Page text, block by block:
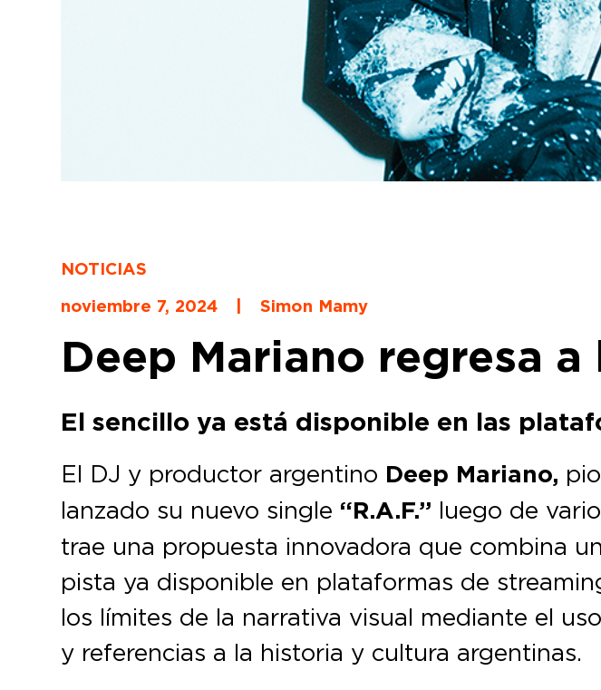
NOTICIAS
noviembre 7, 2024
Simon Mamy
Deep Mariano regresa a
El sencillo ya está disponible en las
El DJ y productor argentino Deep Mariano,
lanzado su nuevo single “R.A.F.” luego de
trae una propuesta innovadora que combina
pista ya disponible en plataformas de
los límites de la narrativa visual mediante el
y referencias a la historia y cultura argentinas.